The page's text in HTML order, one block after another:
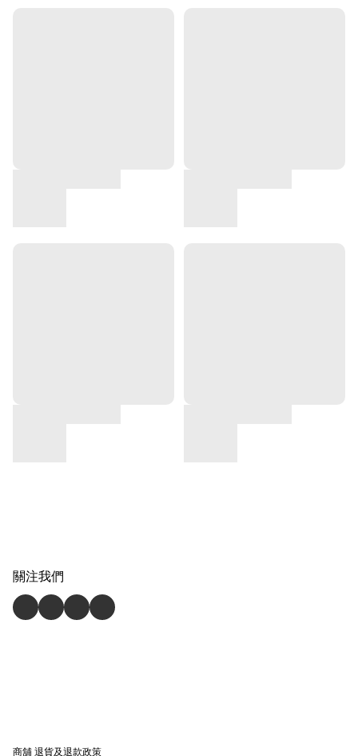
關注我們
商舖退貨及退款政策